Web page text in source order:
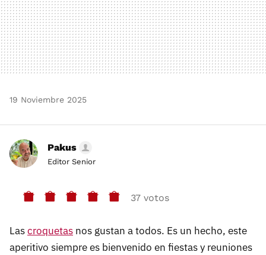
19 Noviembre 2025
Pakus
Editor Senior
37 votos
Lascroquetas nos gustan a todos. Es un hecho, este
aperitivo siempre es bienvenido en fiestas y reuniones